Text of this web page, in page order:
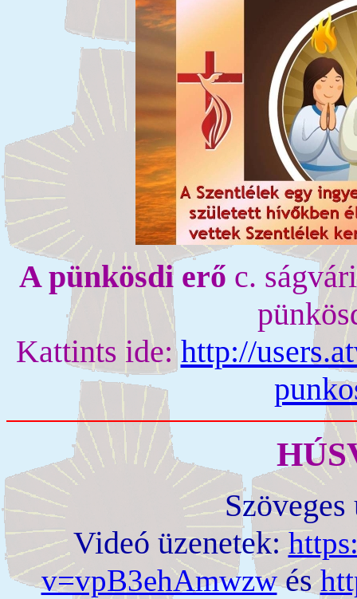
A pünkösdi erő c.
Kattints ide:http://
Videó üzenetek:
v=vpB3ehAmwzw és